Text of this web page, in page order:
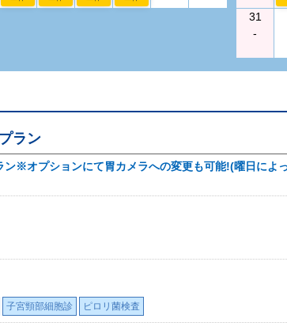
31
-
ラン
ン※オプションにて胃カメラへの変更も可能!(曜日によ
子宮頸部細胞診 ピロリ菌検査